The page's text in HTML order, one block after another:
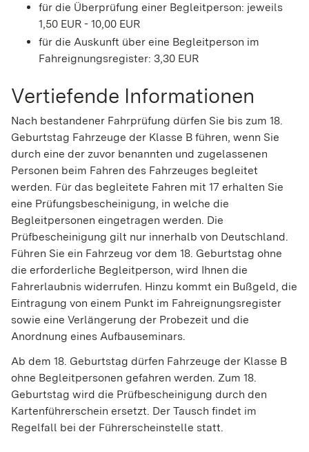
für die Überprüfung einer Begleitperson: jeweils
1,50 EUR - 10,00 EUR
für die Auskunft über eine Begleitperson im
Fahreignungsregister: 3,30 EUR
Vertiefende Informationen
Nach bestandener Fahrprüfung dürfen Sie bis zum 18.
Geburtstag Fahrzeuge der Klasse B führen, wenn Sie
durch eine der zuvor benannten und zugelassenen
Personen beim Fahren des Fahrzeuges begleitet
werden. Für das begleitete Fahren mit 17 erhalten Sie
eine Prüfungsbescheinigung, in welche die
Begleitpersonen eingetragen werden. Die
Prüfbescheinigung gilt nur innerhalb von Deutschland.
Führen Sie ein Fahrzeug vor dem 18. Geburtstag ohne
die erforderliche Begleitperson, wird Ihnen die
Fahrerlaubnis widerrufen. Hinzu kommt ein Bußgeld, die
Eintragung von einem Punkt im Fahreignungsregister
sowie eine Verlängerung der Probezeit und die
Anordnung eines Aufbauseminars.
Ab dem 18. Geburtstag dürfen Fahrzeuge der Klasse B
ohne Begleitpersonen gefahren werden. Zum 18.
Geburtstag wird die Prüfbescheinigung durch den
Kartenführerschein ersetzt. Der Tausch findet im
Regelfall bei der Führerscheinstelle statt.